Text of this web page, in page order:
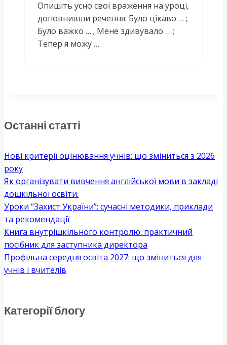
Опишіть усно свої враження на уроці,
доповнивши речення: Було цікаво … ;
Було важко … ; Мене здивувало … ;
Тепер я можу … .
Останні статті
Нові критерії оцінювання учнів: що зміниться з 2026
року
Як організувати вивчення англійської мови в закладі
дошкільної освіти.
Уроки “Захист України”: сучасні методики, приклади
та рекомендації
Книга внутрішкільного контролю: практичний
посібник для заступника директора
Профільна середня освіта 2027: що зміниться для
учнів і вчителів
Категорії блогу